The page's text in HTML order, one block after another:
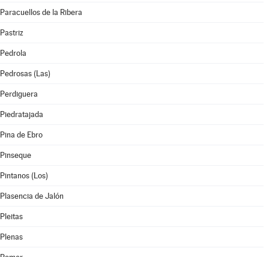
Paracuellos de la Ribera
Pastriz
Pedrola
Pedrosas (Las)
Perdiguera
Piedratajada
Pina de Ebro
Pinseque
Pintanos (Los)
Plasencia de Jalón
Pleitas
Plenas